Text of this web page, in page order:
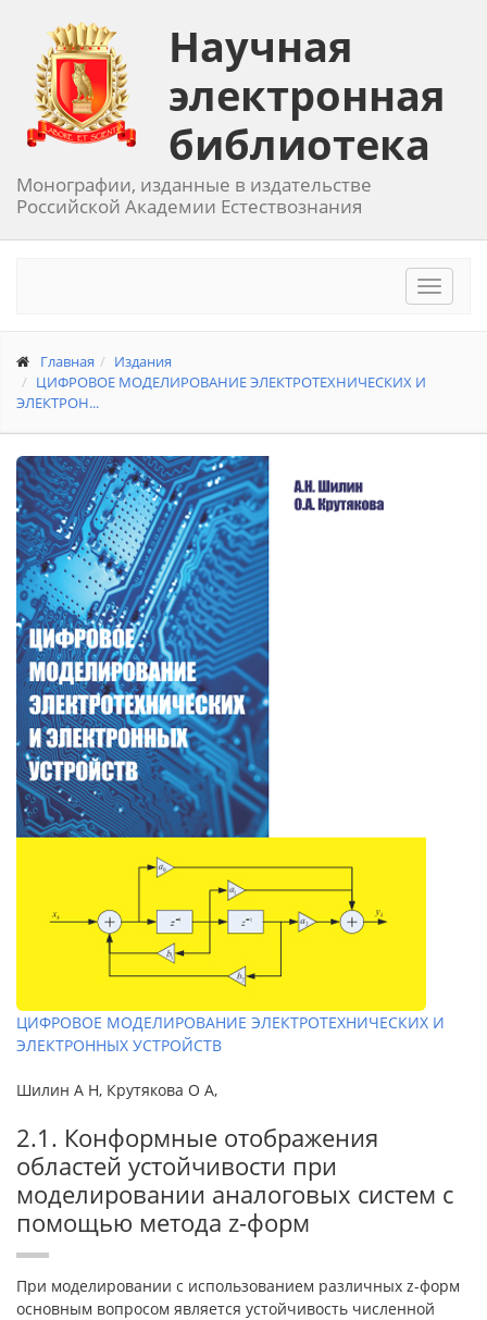
Научная
электронная
библиотека
Монографии, изданные в издательстве
Российской Академии Естествознания
Toggle
Главная
Издания
ЦИФРОВОЕ МОДЕЛИРОВАНИЕ ЭЛЕКТРОТЕХНИЧЕСКИХ И
ЭЛЕКТРОН...
ЦИФРОВОЕ МОДЕЛИРОВАНИЕ ЭЛЕКТРОТЕХНИЧЕСКИХ И
ЭЛЕКТРОННЫХ УСТРОЙСТВ
Шилин А Н, Крутякова О А,
2.1. Конформные отображения
областей устойчивости при
моделировании аналоговых систем с
помощью метода z-форм
При моделировании с использованием различных z-форм
основным вопросом является устойчивость численной